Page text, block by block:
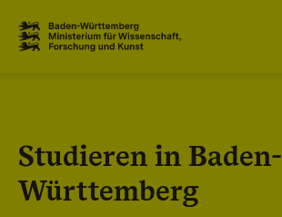
Studieren in Baden-
Württemberg